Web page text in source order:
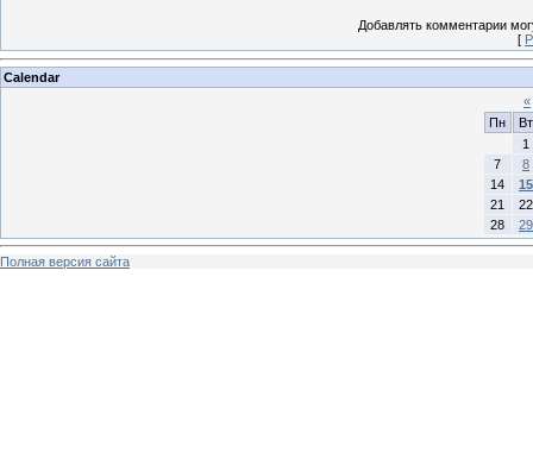
Добавлять комментарии
[
Calendar
«
Пн
Вт
1
7
8
14
15
21
22
28
29
Полная версия сайта